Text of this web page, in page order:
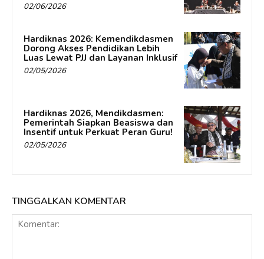
02/06/2026
Hardiknas 2026: Kemendikdasmen
Dorong Akses Pendidikan Lebih
Luas Lewat PJJ dan Layanan Inklusif
02/05/2026
Hardiknas 2026, Mendikdasmen:
Pemerintah Siapkan Beasiswa dan
Insentif untuk Perkuat Peran Guru!
02/05/2026
TINGGALKAN KOMENTAR